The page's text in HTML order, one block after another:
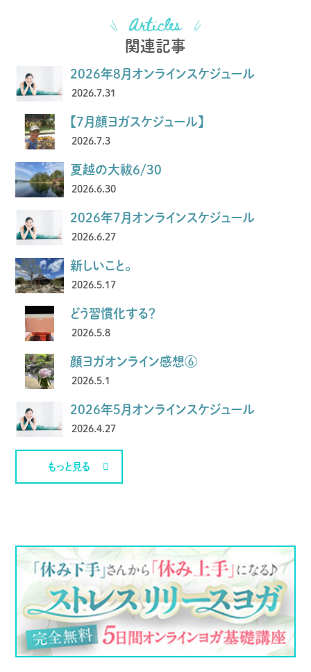
関連記事
2026年8月オンラインスケジュール
2026.7.31
【7月顔ヨガスケジュール】
2026.7.3
夏越の大祓6/30
2026.6.30
2026年7月オンラインスケジュール
2026.6.27
新しいこと。
2026.5.17
どう習慣化する？
2026.5.8
顔ヨガオンライン感想⑥
2026.5.1
2026年5月オンラインスケジュール
2026.4.27
もっと見る